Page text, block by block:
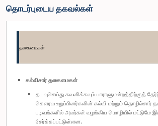
தொடர்புடைய தகவல்கள்
தகைமைகள்
கல்விசார் தகைமைகள்
தயவுசெய்து கவனிக்கவும் பாராளுமன்றத்திற்குத்
கௌரவ உறுப்பினர்களின் கல்வி மற்றும்
படிவங்களில் அவர்கள் வழங்கிய மொழியில்
சேர்க்கப்பட்டுள்ளன.